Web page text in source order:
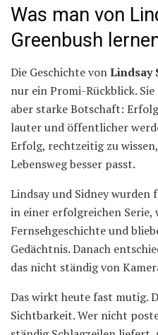
Was man von
Greenbush
Die Geschichte vonLindsay
nur ein Promi-Rückblick.
aber starke Botschaft:
lauter und öffentlicher
Erfolg, rechtzeitig zu
Lebensweg besser passt.
Lindsay und Sidney wurden
in einer erfolgreichen Serie,
Fernsehgeschichte und
Gedächtnis. Danach
das nicht ständig von
Das wirkt heute fast mutig.
Sichtbarkeit. Wer nicht